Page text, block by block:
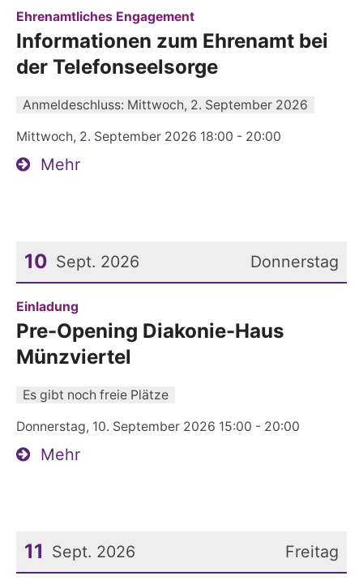
Datum: 2. September 2026
Ehrenamtliches Engagement:
Informationen zum Ehrenamt bei
der Telefonseelsorge
Anmeldeschluss: Mittwoch, 2. September 2026
Mittwoch, 2. September 2026 18:00 - 20:00
Mehr
Donnerstag
10 Sept. 2026
Datum: 10. September 2026
Einladung
Pre-Opening Diakonie-Haus
Münzviertel
Es gibt noch freie Plätze
Donnerstag, 10. September 2026 15:00 - 20:00
Mehr
Freitag
11 Sept. 2026